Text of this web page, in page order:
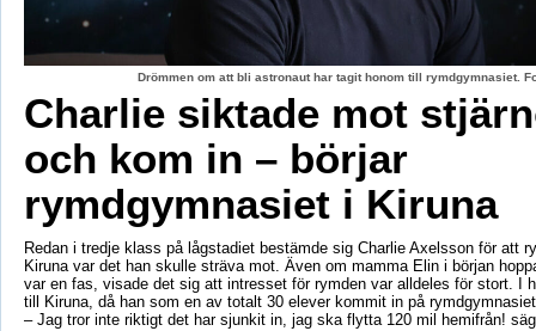
Drömmen om att bli astronaut har tagit honom till rymdgymnasiet.
Charlie siktade mot
och kom in – börjar
rymdgymnasiet i Kiruna
Redan i tredje klass på lågstadiet bestämde sig Charlie Axelsson för att
Kiruna var det han skulle sträva mot. Även om mamma Elin i början
var en fas, visade det sig att intresset för rymden var alldeles för stort. I
till Kiruna, då han som en av totalt 30 elever kommit in på
– Jag tror inte riktigt det har sjunkit in, jag ska flytta 120 mil hemifrån!